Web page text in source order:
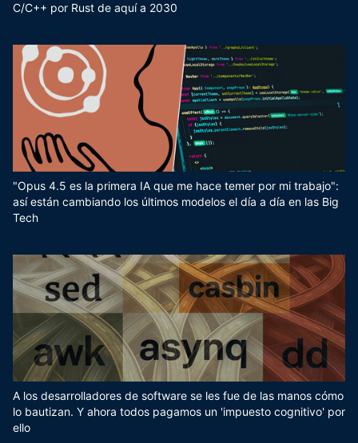
C/C++ por Rust de aquí a 2030
"Opus 4.5 es la primera IA que me hace temer por mi trabajo":
así están cambiando los últimos modelos el día a día en las Big
Tech
A los desarrolladores de software se les fue de las manos cómo
lo bautizan. Y ahora todos pagamos un 'impuesto cognitivo' por
ello